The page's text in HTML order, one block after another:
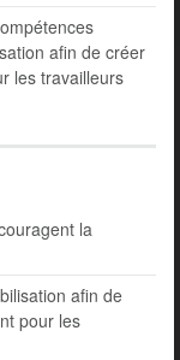
afin de créer
les travailleurs
la
afin de
pour les